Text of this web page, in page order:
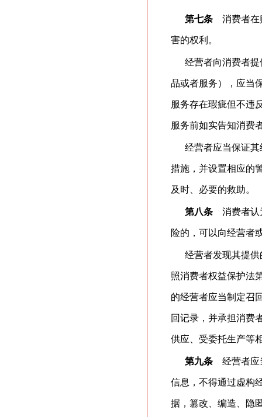
第七条 消费者在
害的权利。
经营者向消费者
品或者服务），应当
服务存在瑕疵但不违
服务前如实告知消费
经营者应当保证
措施，并设置相应的
及时、必要的救助。
第八条 消费者认
险的，可以向经营者
经营者发现其提
照消费者权益保护法
的经营者应当制定召
回记录，并承担消费
供应、受委托生产等
第九条 经营者应
信息，不得通过虚构
据，篡改、编造、隐